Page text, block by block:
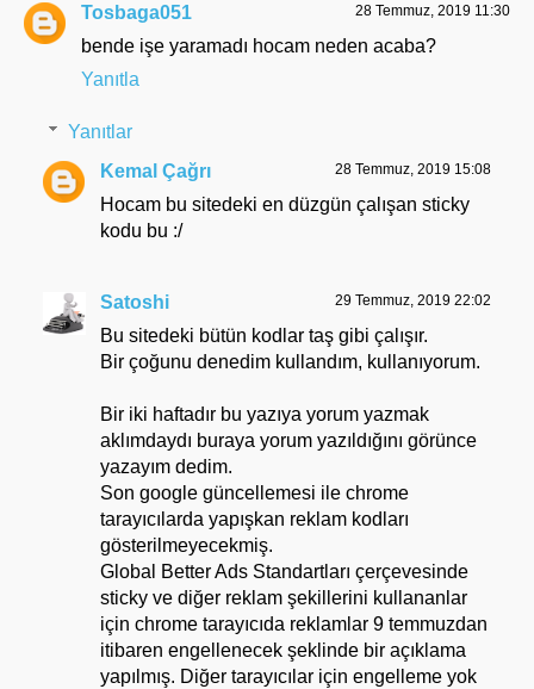
Tosbaga051 28 Temmuz, 2019 11:30
bende işe yaramadı hocam neden acaba?
Yanıtla
Yanıtlar
Kemal Çağrı
28 Temmuz, 2019 15:08
Hocam bu sitedeki en düzgün çalışan sticky
kodu bu :/
Satoshi 29 Temmuz, 2019 22:02
Bu sitedeki bütün kodlar taş gibi çalışır.
Bir çoğunu denedim kullandım, kullanıyorum.
Bir iki haftadır bu yazıya yorum yazmak
aklımdaydı buraya yorum yazıldığını görünce
yazayım dedim.
Son google güncellemesi ile chrome
tarayıcılarda yapışkan reklam kodları
gösterilmeyecekmiş.
Global Better Ads Standartları çerçevesinde
sticky ve diğer reklam şekillerini kullananlar
için chrome tarayıcıda reklamlar 9 temmuzdan
itibaren engellenecek şeklinde bir açıklama
yapılmış. Diğer tarayıcılar için engelleme yok